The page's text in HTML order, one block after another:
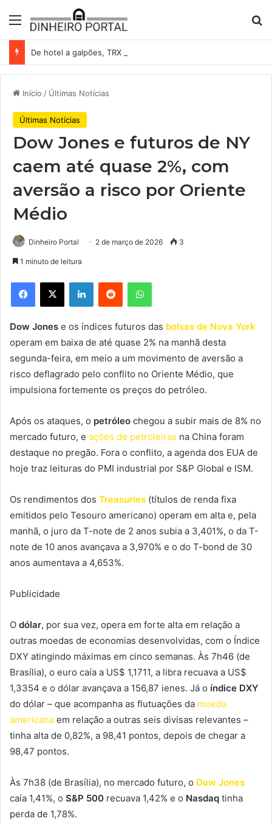
Menu
Início / Últimas Notícias
Últimas Notícias
Dow Jones e futuros de NY
caem até quase 2%, com
aversão a risco por Oriente
Médio
Dinheiro Portal 2 de março de 2026 3
1 minuto de leitura
Facebook
X LinkedinReddit WhatsApp
Dow Jones e os índices futuros das bolsas de Nova York
operam em baixa de até quase 2% na manhã desta
segunda-feira, em meio a um movimento de aversão a
risco deflagrado pelo conflito no Oriente Médio, que
impulsiona fortemente os preços do petróleo.
Após os ataques, o petróleo chegou a subir mais de 8% no
mercado futuro, e ações de petroleiras na China foram
destaque no pregão. Fora o conflito, a agenda dos EUA de
hoje traz leituras do PMI industrial por S&P Global e ISM.
Os rendimentos dos Treasuries (títulos de renda fixa
emitidos pelo Tesouro americano) operam em alta e, pela
manhã, o juro da T-note de 2 anos subia a 3,401%, o da T-
note de 10 anos avançava a 3,970% e o do T-bond de 30
anos aumentava a 4,653%.
Publicidade
O dólar, por sua vez, opera em forte alta em relação a
outras moedas de economias desenvolvidas, com o Índice
DXY atingindo máximas em cinco semanas. Às 7h46 (de
Brasília), o euro caía a US$ 1,1711, a libra recuava a US$
1,3354 e o dólar avançava a 156,87 ienes. Já o índice DXY
do dólar – que acompanha as flutuações da moeda
americana em relação a outras seis divisas relevantes –
tinha alta de 0,82%, a 98,41 pontos, depois de chegar a
98,47 pontos.
Às 7h38 (de Brasília), no mercado futuro, o Dow Jones
caía 1,41%, o S&P 500 recuava 1,42% e o Nasdaq tinha
perda de 1,78%.